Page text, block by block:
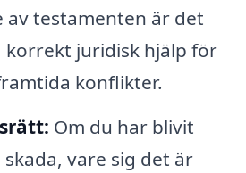
testamenten är det
juridisk hjälp för
konflikter.
Om du har blivit
vare sig det är